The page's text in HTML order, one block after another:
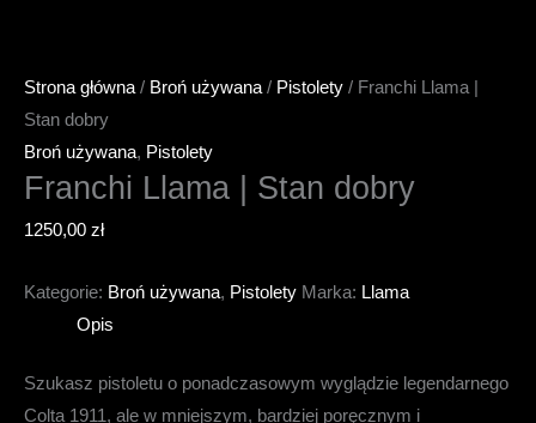
Strona główna/ Broń używana/ Pistolety / Franchi Llama |
Stan dobry
Broń używana, Pistolety
Franchi Llama | Stan dobry
1250,00 zł
Kategorie: Broń używana, Pistolety Marka: Llama
Opis
Szukasz pistoletu o ponadczasowym wyglądzie legendarnego
Colta 1911, ale w mniejszym, bardziej poręcznym i